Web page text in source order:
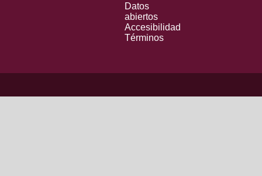
Datos
abiertos
Accesibilidad
Términos